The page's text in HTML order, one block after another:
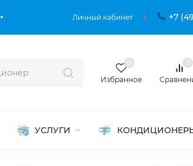
Личный кабинет +7
Избранное
УСЛУГИ